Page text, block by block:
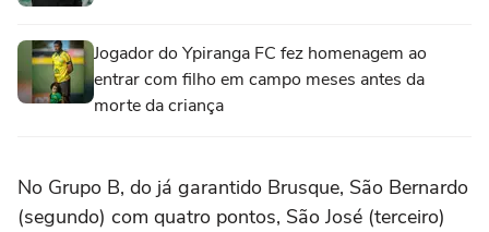
Jogador do Ypiranga FC fez homenagem ao
entrar com filho em campo meses antes da
morte da criança
No Grupo B, do já garantido Brusque, São Bernardo
(segundo) com quatro pontos, São José (terceiro)